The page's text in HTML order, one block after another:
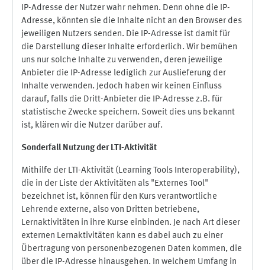
IP-Adresse der Nutzer wahr nehmen. Denn ohne die IP-
Adresse, könnten sie die Inhalte nicht an den Browser des
jeweiligen Nutzers senden. Die IP-Adresse ist damit für
die Darstellung dieser Inhalte erforderlich. Wir bemühen
uns nur solche Inhalte zu verwenden, deren jeweilige
Anbieter die IP-Adresse lediglich zur Auslieferung der
Inhalte verwenden. Jedoch haben wir keinen Einfluss
darauf, falls die Dritt-Anbieter die IP-Adresse z.B. für
statistische Zwecke speichern. Soweit dies uns bekannt
ist, klären wir die Nutzer darüber auf.
Sonderfall Nutzung der LTI-Aktivität
Mithilfe der LTI-Aktivität (Learning Tools Interoperability),
die in der Liste der Aktivitäten als "Externes Tool"
bezeichnet ist, können für den Kurs verantwortliche
Lehrende externe, also von Dritten betriebene,
Lernaktivitäten in ihre Kurse einbinden. Je nach Art dieser
externen Lernaktivitäten kann es dabei auch zu einer
Übertragung von personenbezogenen Daten kommen, die
über die IP-Adresse hinausgehen. In welchem Umfang in